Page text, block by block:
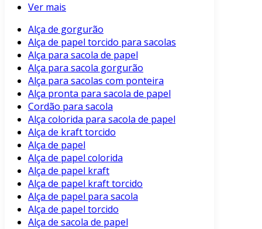
Ver mais
Alça de gorgurão
Alça de papel torcido para sacolas
Alça para sacola de papel
Alça para sacola gorgurão
Alça para sacolas com ponteira
Alça pronta para sacola de papel
Cordão para sacola
Alça colorida para sacola de papel
Alça de kraft torcido
Alça de papel
Alça de papel colorida
Alça de papel kraft
Alça de papel kraft torcido
Alça de papel para sacola
Alça de papel torcido
Alça de sacola de papel